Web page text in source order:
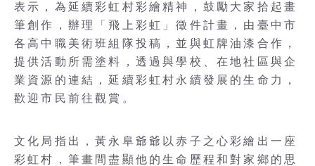
表示，為延續彩虹村彩繪精神，鼓勵大家拾起畫
筆創作，辦理「飛上彩虹」徵件計畫，由臺中市
各高中職美術班組隊投稿，並與虹牌油漆合作，
提供活動所需塗料，透過與學校、在地社區與企
業資源的連結，延續彩虹村永續發展的生命力，
歡迎市民前往觀賞。
文化局指出，黃永阜爺爺以赤子之心彩繪出一座
彩虹村，筆畫間盡顯他的生命歷程和對家鄉的思